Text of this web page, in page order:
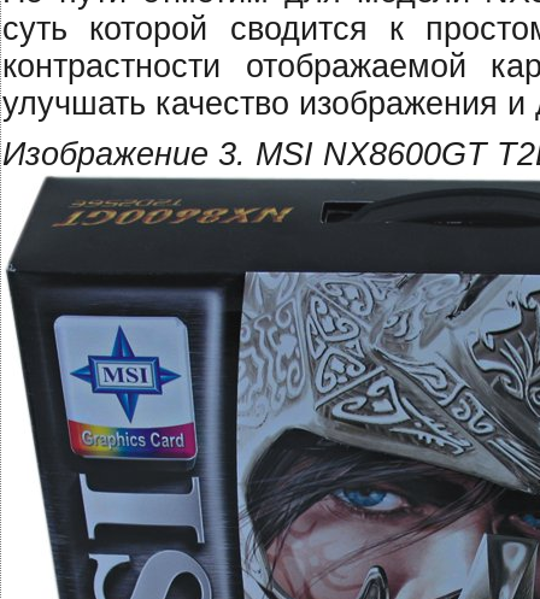
суть которой сводится к
контрастности отображаемой
улучшать качество изображения
Изображение 3. MSI NX8600GT